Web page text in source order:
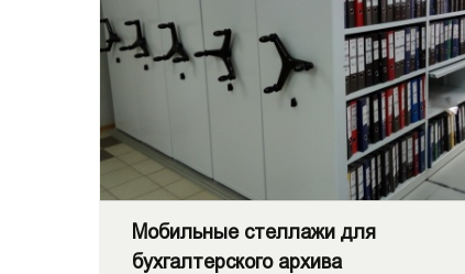
Мобильные стеллажи для
бухгалтерского архива